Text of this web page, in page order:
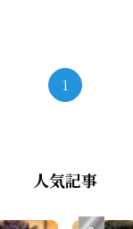
1
人気記事